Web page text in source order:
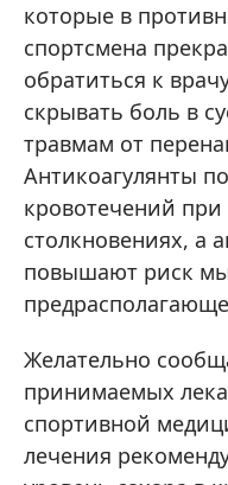
которые в
спортсмена
обратиться к
скрывать боль в
травмам от
Антикоагулянты
кровотечений
столкновениях, а
повышают риск
Желательно
принимаемых
спортивной
лечения